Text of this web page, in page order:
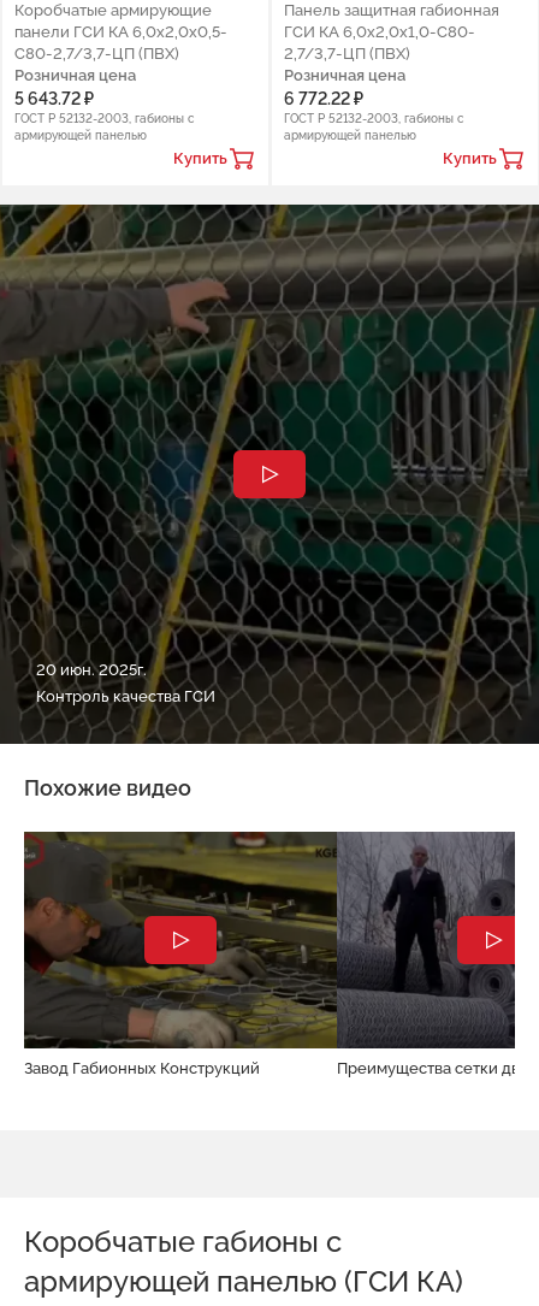
Коробчатые армирующие
панели ГСИ КА 6,0х2,0х0,5-
С80-2,7/3,7-ЦП (ПВХ)
Розничная цена
5 643.72 ₽
ГОСТ Р 52132-2003, габионы с
армирующей панелью
Купить
Панель защитная габионная
ГСИ КА 6,0х2,0х1,0-С80-
2,7/3,7-ЦП (ПВХ)
Розничная цена
6 772.22 ₽
ГОСТ Р 52132-2003, габионы с
армирующей панелью
Купить
20 июн. 2025г.
Контроль качества ГСИ
Похожие видео
Завод Габионных Конструкций Преимущества сетки
Коробчатые габионы с
армирующей панелью (ГСИ КА)